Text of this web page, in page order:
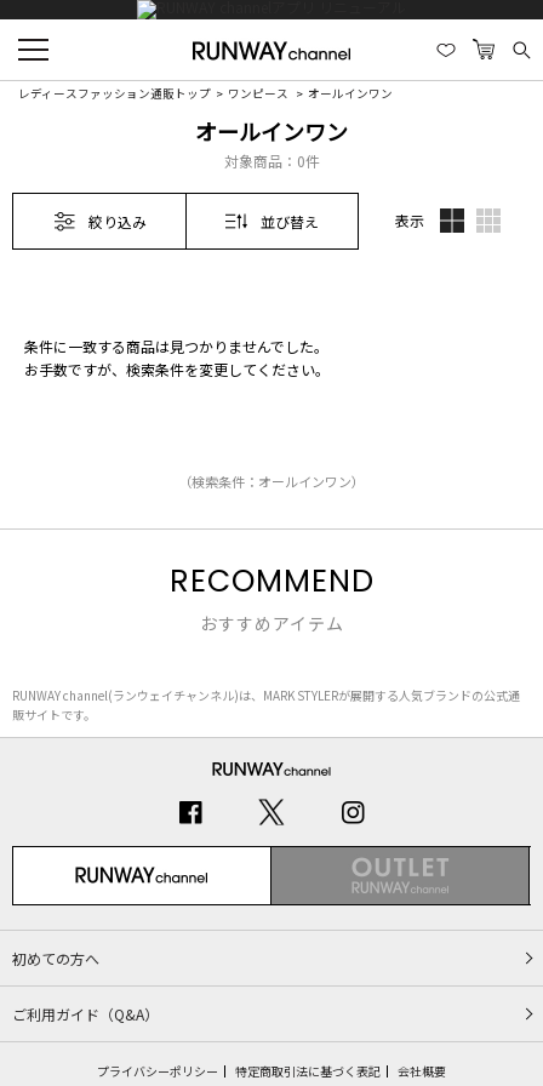
レディースファッション通販トップ ワンピース オールインワン
オールインワン
対象商品： 0件
絞り込み 並び替え 表示
条件に一致する商品は見つかりませんでした。
お手数ですが、検索条件を変更してください。
（検索条件：オールインワン）
RECOMMEND
おすすめアイテム
RUNWAY channel(ランウェイチャンネル)は、MARK STYLERが展開する人気ブランドの公式通
販サイトです。
初めての方へ
ご利用ガイド（Q&A）
プライバシーポリシー 特定商取引法に基づく表記 会社概要